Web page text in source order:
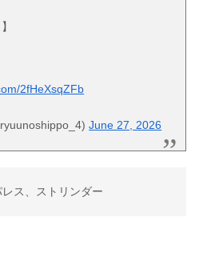
2fHeXsqZFb
June 27, 2026
ス、ストリンダー